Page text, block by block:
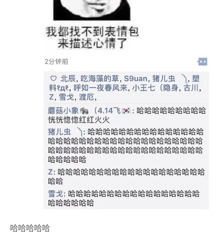
哈哈哈哈哈